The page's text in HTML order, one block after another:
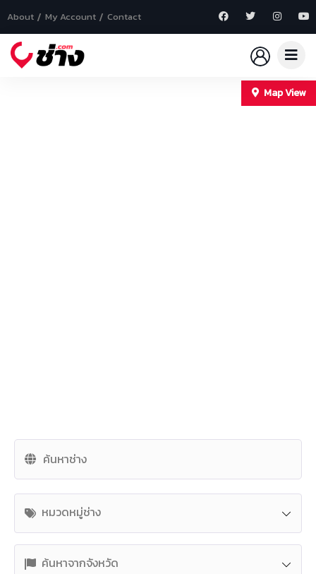
About My Account Contact
Map View
หมวดหมู่ช่าง
ค้นหาจากจังหวัด